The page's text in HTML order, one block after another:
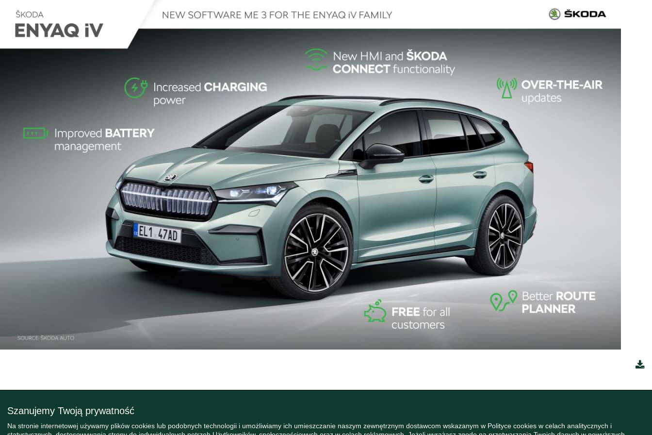
Szanujemy Twoją prywatność
Na stronie internetowej używamy plików cookies lub podobnych technologii i umożliwiamy ich umieszczanie naszym zewnętrznym dostawcom wskazanym w Polityce cookies w celach analitycznych i